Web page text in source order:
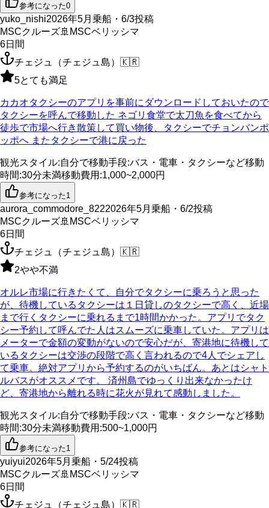
参考になった0
yuko_nishi2026年5月乗船・6/3投稿
MSCクルーズ🚢 MSCベリッシマ
6日間
チェジュ（チェジュ島） 🇰🇷
5とても満足
カカオタクシーのアプリを事前にダウンロードしておいたので
タクシーを呼んで移動した ネゴリ食堂で太刀魚を食べてから
徒歩で市場へ行き散策して買い物後、タクシーでチョンバンポ
ッポへ またタクシーで港に戻った
観光スタイル:自分で移動手段:バス・電車・タクシーなど移動
時間:30分未満移動費用 :1,000~2,000円
参考になった1
aurora_commodore_8222026年5月乗船・6/2投稿
MSCクルーズ🚢 MSCベリッシマ
6日間
チェジュ（チェジュ島） 🇰🇷
2やや不満
オルレ市場に行きたくて、自分でタクシーに乗ろうと思った
が、待機しているタクシーは１日貸しのタクシーで高く、近場
まで行くタクシーに乗れるまで1時間かかった。アプリでタク
シー予約して呼んでた人はスムーズに乗車していた。アプリは
メーターで金額の変動がないので安心だが、寄港地に待機して
いるタクシーは交渉の段階で高く言われるので4人でシェアし
て乗車。絶対アプリから予約するのがいちばん。あとはシャト
ルバスがオススメです。 済州島でゆっくり出来なかったけ
ど、寄港地から離れる時に花火が見れて感動しました。
観光スタイル:自分で移動手段:バス・電車・タクシーなど移動
時間:30分未満移動費用 :500~1,000円
参考になった1
yuiyui2026年5月乗船・5/24投稿
MSCクルーズ🚢 MSCベリッシマ
6日間
チェジュ（チェジュ島） 🇰🇷